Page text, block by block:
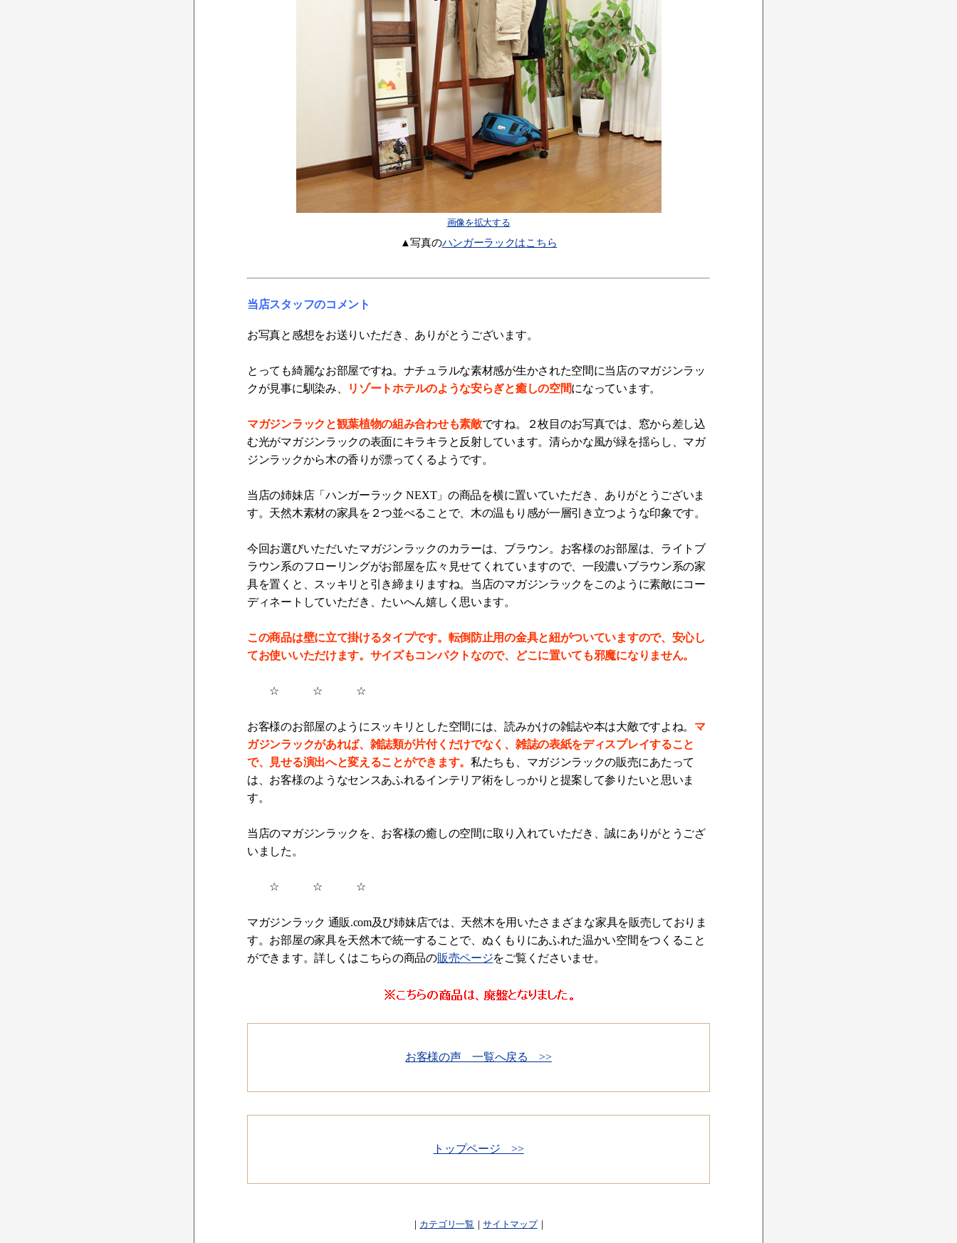
画像を拡大する
▲写真のハンガーラックはこちら
当店スタッフのコメント
お写真と感想をお送りいただき、ありがとうございます。
とっても綺麗なお部屋ですね。ナチュラルな素材感が生かされた空間に当店のマガジンラッ
クが見事に馴染み、
リゾートホテルのような安らぎと癒しの空間になっています。
マガジンラックと観葉植物の組み合わせも素敵ですね。２枚目のお写真では、窓から差し込
む光がマガジンラックの表面にキラキラと反射しています。清らかな風が緑を揺らし、マガ
ジンラックから木の香りが漂ってくるようです。
当店の姉妹店「ハンガーラック NEXT」の商品を横に置いていただき、ありがとうございま
す。天然木素材の家具を２つ並べることで、木の温もり感が一層引き立つような印象です。
今回お選びいただいたマガジンラックのカラーは、ブラウン。お客様のお部屋は、ライトブ
ラウン系のフローリングがお部屋を広々見せてくれていますので、一段濃いブラウン系の家
具を置くと、スッキリと引き締まりますね。当店のマガジンラックをこのように素敵にコー
ディネートしていただき、たいへん嬉しく思います。
この商品は壁に立て掛けるタイプです。転倒防止用の金具と紐がついていますので、安心し
てお使いいただけます。サイズもコンパクトなので、どこに置いても邪魔になりません。
☆ ☆ ☆
お客様のお部屋のようにスッキリとした空間には、読みかけの雑誌や本は大敵ですよね。 マ
ガジンラックがあれば、雑誌類が片付くだけでなく、雑誌の表紙をディスプレイすること
で、見せる演出へと変えることができます。 私たちも、マガジンラックの販売にあたって
は、お客様のようなセンスあふれるインテリア術をしっかりと提案して参りたいと思いま
す。
当店のマガジンラックを、お客様の癒しの空間に取り入れていただき、誠にありがとうござ
いました。
☆ ☆ ☆
マガジンラック 通販.com及び姉妹店では、天然木を用いたさまざまな家具を販売しておりま
す。お部屋の家具を天然木で統一することで、ぬくもりにあふれた温かい空間をつくること
ができます。詳しくはこちらの商品の販売ページをご覧くださいませ。
お客様の声 一覧へ戻る >>
トップページ >>
｜ カテゴリ一覧 ｜サイトマップ｜